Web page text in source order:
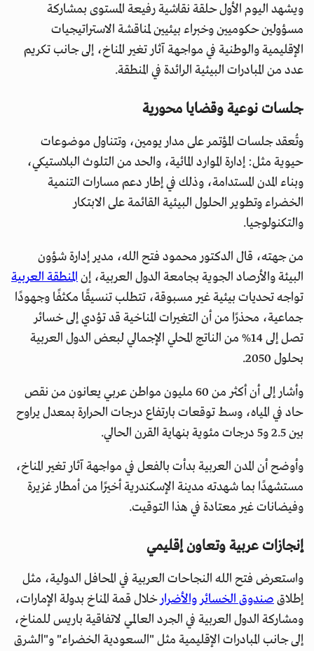
ويشهد اليوم الأول حلقة نقاشية رفيعة المستوى بمشاركة
مسؤولين حكوميين وخبراء بيئيين لمناقشة الاستراتيجيات
الإقليمية والوطنية في مواجهة آثار تغير المناخ، إلى جانب تكريم
عدد من المبادرات البيئية الرائدة في المنطقة.
جلسات نوعية وقضايا محورية
وتُعقد جلسات المؤتمر على مدار يومين، وتتناول موضوعات
حيوية مثل: إدارة الموارد المائية، والحد من التلوث البلاستيكي،
وبناء المدن المستدامة، وذلك في إطار دعم مسارات التنمية
الخضراء وتطوير الحلول البيئية القائمة على الابتكار
والتكنولوجيا.
من جهته، قال الدكتور محمود فتح الله، مدير إدارة شؤون
البيئة والأرصاد الجوية بجامعة الدول العربية، إنالمنطقة العربية
تواجه تحديات بيئية غير مسبوقة، تتطلب تنسيقًا مكثفًا وجهودًا
جماعية، محذرًا من أن التغيرات المناخية قد تؤدي إلى خسائر
تصل إلى 14% من الناتج المحلي الإجمالي لبعض الدول العربية
بحلول 2050.
وأشار إلى أن أكثر من 60 مليون مواطن عربي يعانون من نقص
حاد في المياه، وسط توقعات بارتفاع درجات الحرارة بمعدل يراوح
بين 2.5 و5 درجات مئوية بنهاية القرن الحالي.
وأوضح أن المدن العربية بدأت بالفعل في مواجهة آثار تغير المناخ،
مستشهدًا بما شهدته مدينة الإسكندرية أخيرًا من أمطار غزيرة
وفيضانات غير معتادة في هذا التوقيت.
إنجازات عربية وتعاون إقليمي
واستعرض فتح الله النجاحات العربية في المحافل الدولية، مثل
إطلاقصندوق الخسائر والأضرارخلال قمة المناخ بدولة الإمارات،
ومشاركة الدول العربية في الجرد العالمي لاتفاقية باريس للمناخ،
إلى جانب المبادرات الإقليمية مثل "السعودية الخضراء" و"الشرق